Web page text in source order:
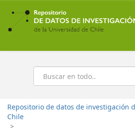
Ir
contenido
principal
Buscar
Repositorio de datos de investigación
Chile
>